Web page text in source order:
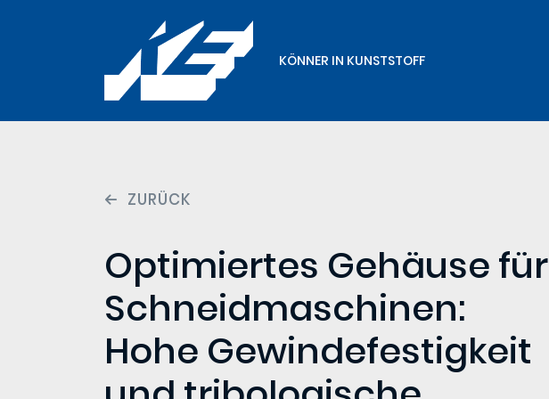
KÖNNER IN KUNSTSTOFF
ZURÜCK
Optimiertes Gehäuse für
Schneidmaschinen:
Hohe Gewindefestigkeit